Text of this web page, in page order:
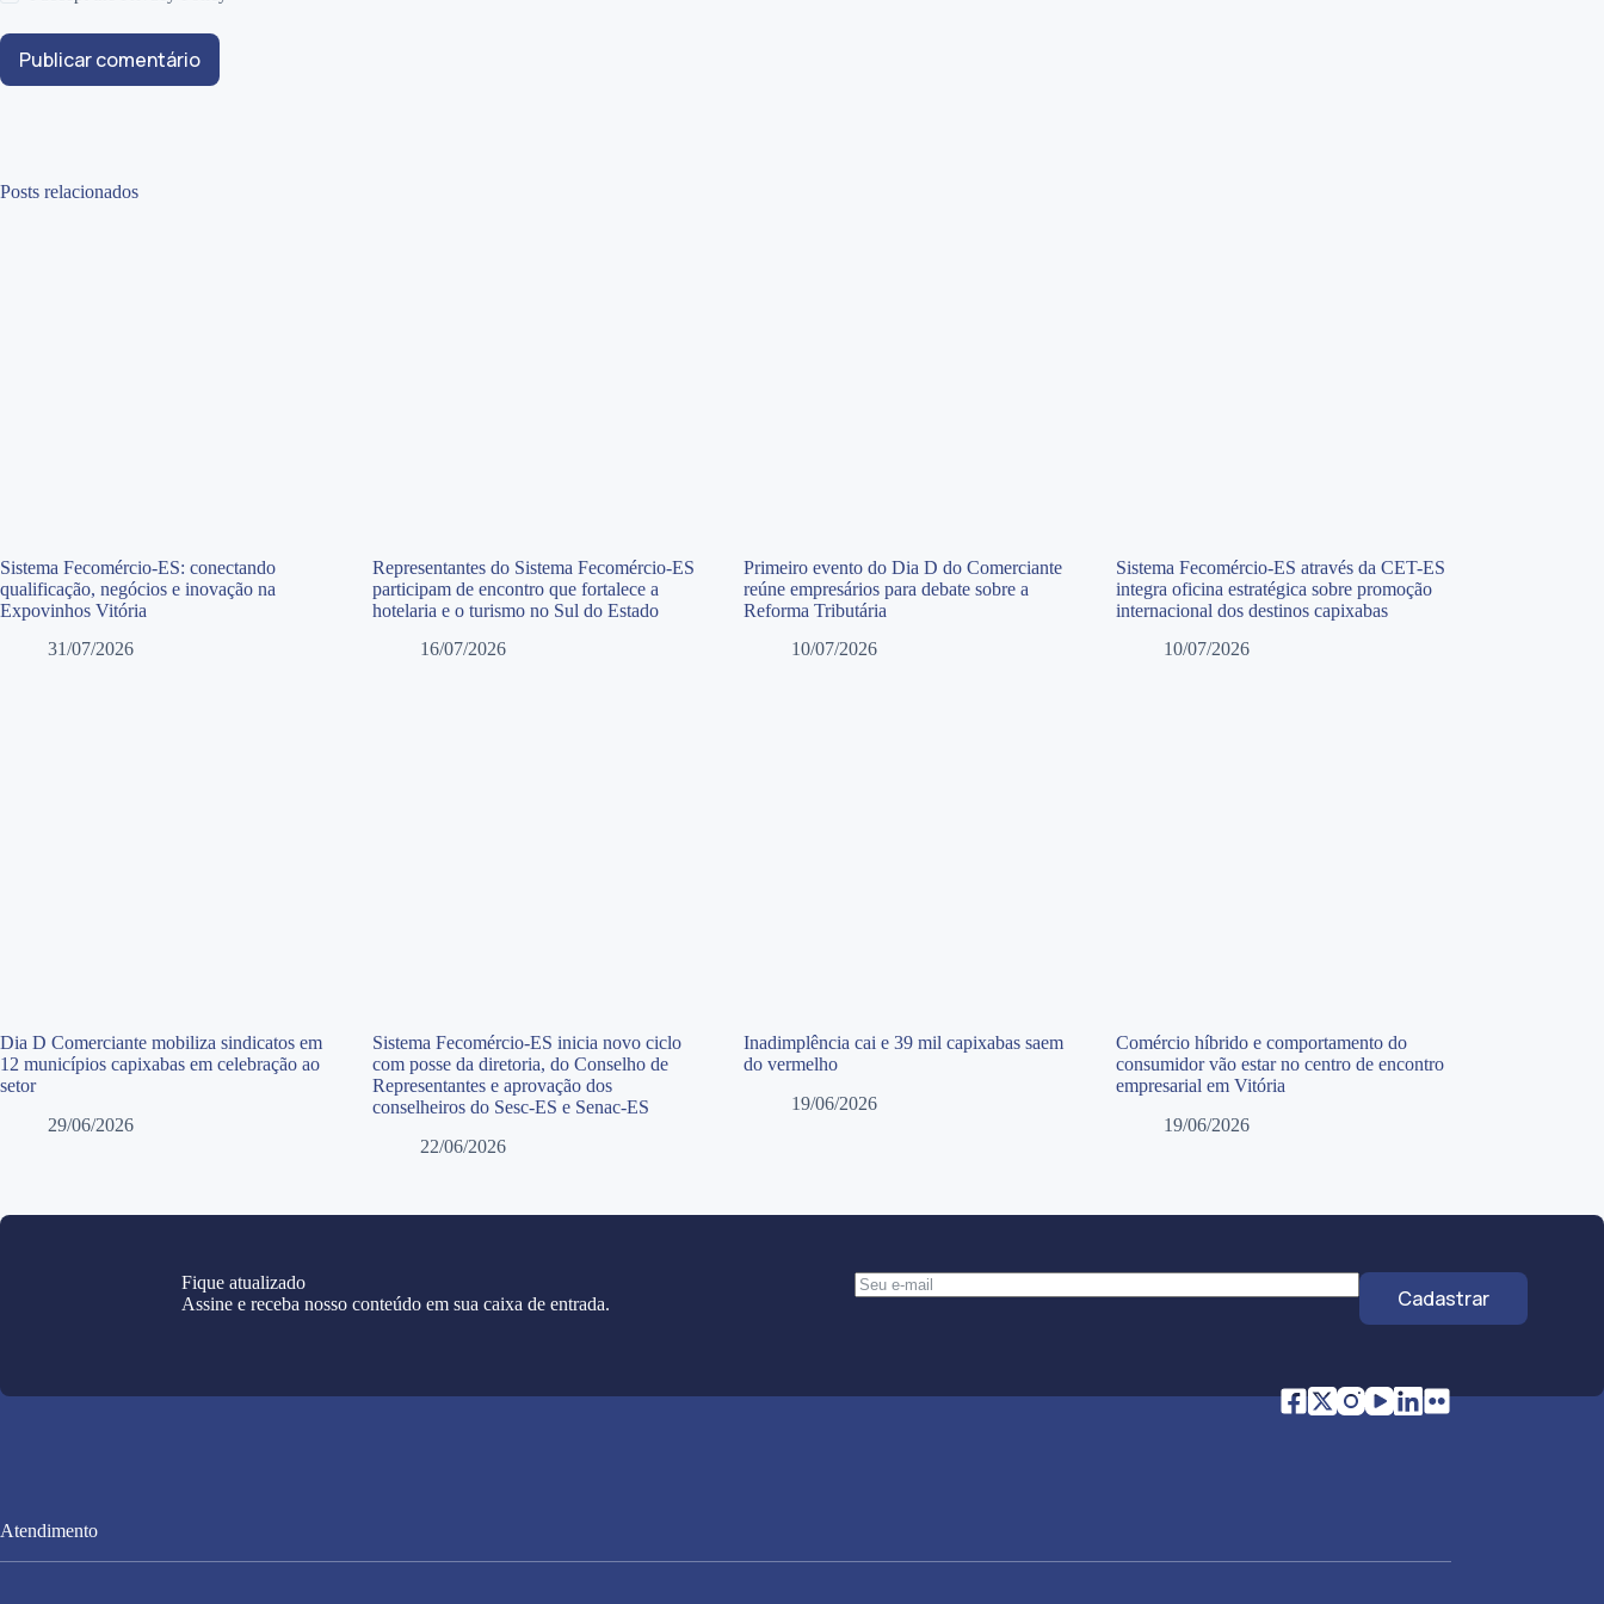
Publicar comentário
Posts relacionados
Sistema Fecomércio-ES: conectando
qualificação, negócios e inovação na
Expovinhos Vitória
31/07/2026
Representantes do Sistema Fecomércio-ES
participam de encontro que fortalece a
hotelaria e o turismo no Sul do Estado
16/07/2026
Primeiro evento do Dia D do Comerciante
reúne empresários para debate sobre a
Reforma Tributária
10/07/2026
Sistema Fecomércio-ES através da CET-ES
integra oficina estratégica sobre promoção
internacional dos destinos capixabas
10/07/2026
Dia D Comerciante mobiliza sindicatos em
12 municípios capixabas em celebração ao
setor
29/06/2026
Sistema Fecomércio-ES inicia novo ciclo
com posse da diretoria, do Conselho de
Representantes e aprovação dos
conselheiros do Sesc-ES e Senac-ES
22/06/2026
Inadimplência cai e 39 mil capixabas saem
do vermelho
19/06/2026
Comércio híbrido e comportamento do
consumidor vão estar no centro de encontro
empresarial em Vitória
19/06/2026
Fique atualizado
Assine e receba nosso conteúdo em sua caixa de entrada.
Cadastrar
Atendimento